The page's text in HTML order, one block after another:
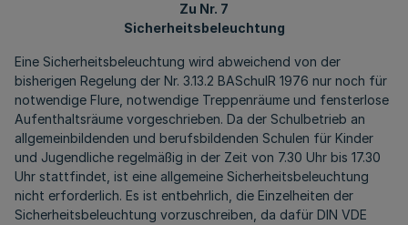
Zu Nr. 7
Sicherheitsbeleuchtung
Eine Sicherheitsbeleuchtung wird abweichend von der
bisherigen Regelung der Nr. 3.13.2 BASchulR 1976 nur noch für
notwendige Flure, notwendige Treppenräume und fensterlose
Aufenthaltsräume vorgeschrieben. Da der Schulbetrieb an
allgemeinbildenden und berufsbildenden Schulen für Kinder
und Jugendliche regelmäßig in der Zeit von 7.30 Uhr bis 17.30
Uhr stattfindet, ist eine allgemeine Sicherheitsbeleuchtung
nicht erforderlich. Es ist entbehrlich, die Einzelheiten der
Sicherheitsbeleuchtung vorzuschreiben, da dafür DIN VDE